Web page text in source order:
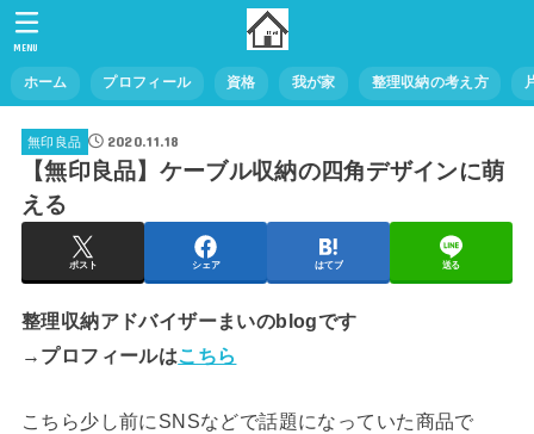
ホーム プロフィール 資格 我が家 整理収納の考え方
MENU
無印良品 2020.11.18
【無印良品】ケーブル収納の四角デザインに萌
える
ポスト シェア はてブ 送る
整理収納アドバイザーまいのblogです
→プロフィールはこちら
こちら少し前にSNSなどで話題になっていた商品で